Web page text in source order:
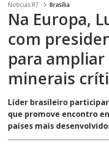
Noticias R7 Brasília
Na Europa,
com
para
minerais
Líder brasileiro
que promove encontro
países mais